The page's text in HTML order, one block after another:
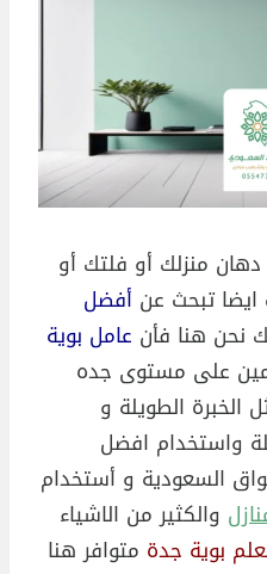
دهان منزلك أو فلتك أو
تبحث عن أفضل
هنا فأن عامل بوية
على مستوى جده
الخبرة الطويلة و
واستخدام افضل
السعودية و أستخدام
والكثير من الاشياء
بوية جدة متوافر هنا